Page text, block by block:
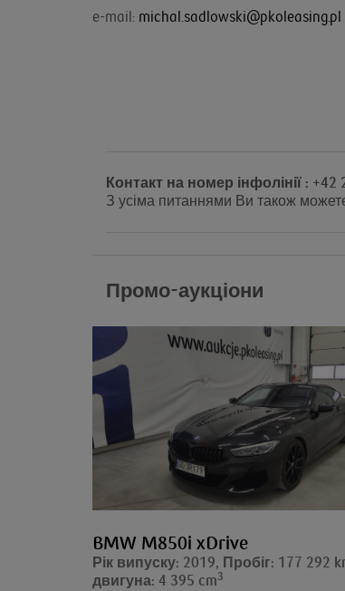
e-mail: michal.sadlowski@pkoleasing.pl
Контакт на номер інфолінії : +42
З усіма питаннями Ви також
Промо-аукціони
BMW M850i xDrive
Рік випуску: 2019, Пробіг: 177 292
двигуна: 4 395 cm3